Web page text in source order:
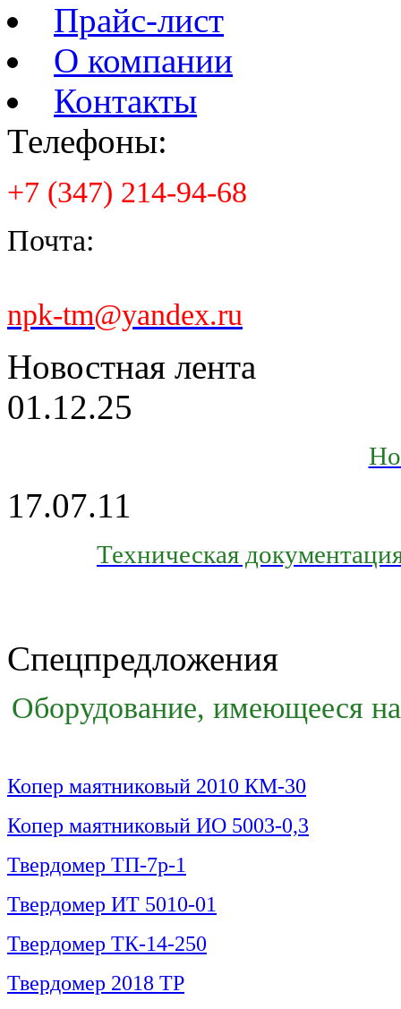
Прайс-лист
О компании
Контакты
Телефоны:
+7 (347) 214-94-68
Почта:
npk-tm@yandex.ru
Новостная лента
01.12.25
17.07.11
Техническая
Спецпредложения
Оборудование, имеющееся
Копер маятниковый 2010 КМ-30
Копер маятниковый ИО 5003-0,3
Твердомер ТП-7р-1
Твердомер ИТ 5010-01
Твердомер ТК-14-250
Твердомер 2018 ТР